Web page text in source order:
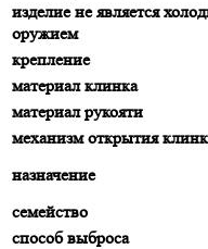
изделие не является
оружием
крепление
материал клинка
материал рукояти
механизм открытия
назначение
семейство
способ выброса